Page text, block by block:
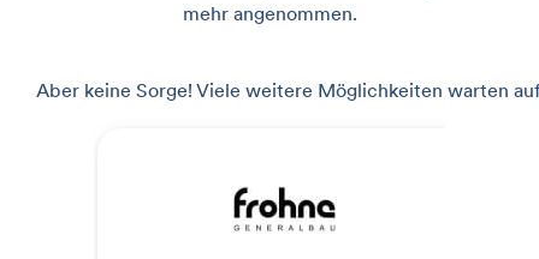
mehr angenommen.
Aber keine Sorge! Viele weitere Möglichkeiten warten